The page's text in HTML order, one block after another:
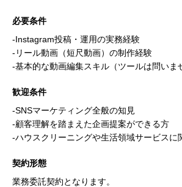
必要条件
-Instagram投稿・運用の実務経験
-リール動画（短尺動画）の制作経験
-基本的な動画編集スキル（ツールは問いま
歓迎条件
-SNSマーケティング全般の知見
-顧客理解を踏まえた企画提案ができる方
-ハウスクリーニングや生活領域サービスに
契約形態
業務委託契約となります。